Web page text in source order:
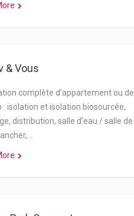
& Vous
complète d’appartement ou de
: isolation et isolation biosourcée,
distribution, salle d’eau / salle de